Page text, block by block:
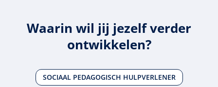
Waarin wil jij jezelf verder
ontwikkelen?
SOCIAAL PEDAGOGISCH HULPVERLENER